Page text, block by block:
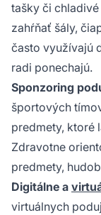
tašky či
zahŕňať šály,
často využívajú
radi ponechajú.
Sponzoring
športových
predmety, ktoré
Zdravotne
predmety,
Digitálne a
virtuálnych